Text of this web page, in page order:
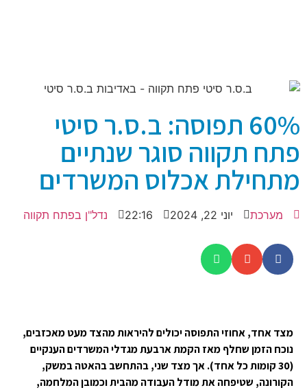
60% תפוסה: ב.ס.ר סיטי
פתח תקווה סוגר שנתיים
מתחילת אכלוס המשרדים
מערכת יוני 22, 2024 22:16 נדל"ן בפתח תקווה
מצד אחד, אחוזי התפוסה יכולים להיראות מהצד מעט מאכזבים,
נוכח הזמן שחלף מאז הקמת ארבעת מגדלי המשרדים הענקיים
(30 קומות כל אחד). אך מצד שני, בהתחשב בהאטה במשק,
הקורונה, שטיפחה את מודל העבודה מהבית וכמובן המלחמה,